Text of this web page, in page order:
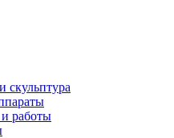
скульптура
и работы